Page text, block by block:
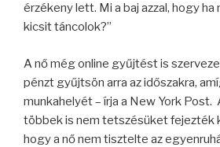
érzékeny lett. Mi a baj azzal, hogy
kicsit táncolok?”
A nő még online gyűjtést is
pénzt gyűjtsön arra az időszakra,
munkahelyét – írja a New York Post.
többek is nem tetszésüket fejezték
hogy a nő nem tisztelte az